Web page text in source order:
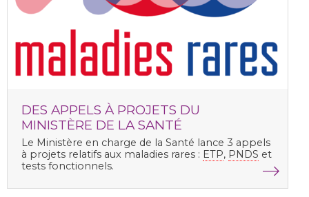
DES APPELS À PROJETS DU
MINISTÈRE DE LA SANTÉ
Le Ministère en charge de la Santé lance 3 appels
à projets relatifs aux maladies rares : ETP, PNDS et
tests fonctionnels.